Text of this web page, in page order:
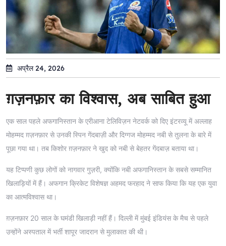
अप्रैल 24, 2026
ग़ज़नफ़ार का विश्वास, अब साबित हुआ
एक साल पहले अफगानिस्तान के एरीआना टेलिविज़न नेटवर्क को दिए इंटरव्यू में अल्लाह
मोहम्मद ग़ज़नफ़ार से उनकी स्पिन गेंदबाज़ी और दिग्गज मोहम्मद नबी से तुलना के बारे में
पूछा गया था। तब किशोर ग़ज़नफ़ार ने खुद को नबी से बेहतर गेंदबाज़ बताया था।
यह टिप्पणी कुछ लोगों को नागवार गुज़री, क्योंकि नबी अफगानिस्तान के सबसे सम्मानित
खिलाड़ियों में हैं। अफगान क्रिकेट विशेषज्ञ अहमद फरहाद ने साफ किया कि यह एक युवा
का आत्मविश्वास था।
ग़ज़नफ़ार 20 साल के घमंडी खिलाड़ी नहीं हैं। दिल्ली में मुंबई इंडियंस के मैच से पहले
उन्होंने अस्पताल में भर्ती शापूर जादरान से मुलाकात की थी।